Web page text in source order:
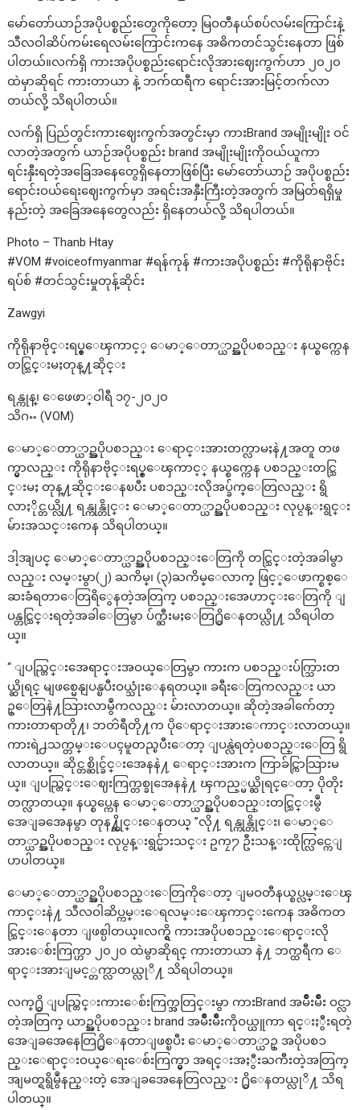
မော်တော်ယာဉ်အပိုပစ္စည်းတွေကိုတော့ မြဝတီနယ်စပ်လမ်းကြောင်းနဲ့
သီလဝါဆိပ်ကမ်းရေလမ်းကြောင်းကနေ အဓိကတင်သွင်းနေတာ ဖြစ်
ပါတယ်။လက်ရှိ ကားအပိုပစ္စည်းရောင်းလိုအားဈေးကွက်ဟာ ၂၀၂၀
ထဲမှာဆိုရင် ကားတာယာ နဲ့ ဘက်ထရီက ရောင်းအားမြင့်တက်လာ
တယ်လို့ သိရပါတယ်။
လက်ရှိ ပြည်တွင်းကားဈေးကွက်အတွင်းမှာ ကားBrand အမျိုးမျိုး ဝင်
လာတဲ့အတွက် ယာဉ်အပိုပစ္စည်း brand အမျိုးမျိုးကိုဝယ်ယူကာ
ရင်းနှီးရတဲ့အခြေအနေတွေရှိနေတာဖြစ်ပြီး မော်တော်ယာဉ် အပိုပစ္စည်း
ရောင်းဝယ်ရေးဈေးကွက်မှာ အရင်းအနှီးကြီးတဲ့အတွက် အမြတ်ရရှိမှု
နည်းတဲ့ အခြေအနေတွေလည်း ရှိနေတယ်လို့ သိရပါတယ်။
Photo – Thanb Htay
#VOM #voiceofmyanmar #ရန်ကုန် #ကားအပိုပစ္စည်း #ကိုရိုနာဗိုင်း
ရပ်စ် #တင်သွင်းမှုတုန့်ဆိုင်း
Zawgyi
ကိုရိုနာဗိုင္းရပ္စ္ေၾကာင့္ ေမာ္ေတာ္ယာဥ္အပိုပစၥည္း နယ္စက္ကေန
တင္သြင္းမႈတုန္႔ဆိုင္း
ရန္ကုန္၊ ေဖေဖာ္ဝါရီ ၁၇-၂၀၂၀
သိဂႌ (VOM)
ေမာ္ေတာ္ယာဥ္အပိုပစၥည္း ေရာင္းအားတက္လာမႈနဲ႔အတူ တဖ
က္မွာလည္း ကိုရိုနာဗိုင္းရပ္စ္ေၾကာင့္ နယ္စက္ကေန ပစၥည္းတင္သြ
င္းမႈ တုန္႔ဆိုင္းေနၿပီး ပစၥည္းလိုအပ္ခ်က္ေတြလည္း ရွိ
လာႏိုင္တယ္လို႔ ရန္ကုန္တိုင္း ေမာ္ေတာ္ယာဥ္အပိုပစၥည္း လုပ္ငန္းရွင္း
မ်ားအသင္းကေန သိရပါတယ္။
ဒါ့အျပင္ ေမာ္ေတာ္ယာဥ္အပိုပစၥည္းေတြကို တင္သြင္းတဲ့အခါမွာ
လည္း လမ္းမွာ(၂) ႀကိမ္၊ (၃)ႀကိမ္ေလာက္ ဖြင့္ေဖာက္စစ္ေ
ဆးခံရတာေတြရိွေနတဲ့အတြက္ ပစၥည္းအေဟာင္းေတြကို ျ
ပန္တင္သြင္းရတဲ့အခါေတြမွာ ပ်က္ဆီးမႈေတြ႐ွိေနတယ္လို႔ သိရပါတ
ယ္။
“ ျပည္တြင္းအေရာင္းအဝယ္ေတြမွာ ကားက ပစၥည္းပ်က္သြားတ
ယ္ဆိုရင္ မျဖစ္မေနျပန္ၿပီးဝယ္သုံးေနရတယ္။ ခရီးေတြကလည္း ယာ
ဥ္ေတြနဲ႔သြားလာမွဳကလည္း မ်ားလာတယ္။ ဆိုတဲ့အခါက်ေတာ့
ကားတာရာတို႔၊ ဘတၳရီတို႔က ပိုေရာင္းအားေကာင္းလာတယ္။
ကားရဲ႕သက္တမ္းေပၚမူတည္ၿပီးေတာ့ ျပန္လဲရတဲ့ပစၥည္းေတြ ရွိ
လာတယ္။ ဆိုင္တစ္ဆိုင္ခ်င္းအေနနဲ႔ ေရာင္းအားက ကြာခ်င္ကြာသြားမ
ယ္။ ျပည္တြင္းေဈးကြက္တစ္ခုအေနနဲ႔ ၾကည့္မယ္ဆိုရင္ေတာ့ ပိုတိုး
တက္လာတယ္။ နယ္စပ္ကေန ေမာ္ေတာ္ယာဥ္အပိုပစၥည္းတင္သြင္းမွဳ
အေျခအေနမွာ တုန႔္ဆိုင္းေနတယ္ ”လို႔ ရန္ကုန္တိုင္း၊ ေမာ္ေ
တာ္ယာဥ္အပိုပစၥည္း လုပ္ငန္းရွင္မ်ားသင္း ဥကၠ႒ ဦးသန္းထိုက္လြင္ကေျ
ပာပါတယ္။
ေမာ္ေတာ္ယာဥ္အပိုပစၥည္းေတြကိုေတာ့ ျမဝတီနယ္စပ္လမ္းေၾ
ကာင္းနဲ႔ သီလဝါဆိပ္ကမ္းေရလမ္းေၾကာင္းကေန အဓိကတ
င္သြင္းေနတာ ျဖစ္ပါတယ္။လက္ရွိ ကားအပိုပစၥည္းေရာင္းလို
အားေစ်းကြက္ဟာ ၂၀၂၀ ထဲမွာဆိုရင္ ကားတာယာ နဲ႔ ဘက္ထရီက ေ
ရာင္းအားျမင့္တက္လာတယ္လုိ႔ သိရပါတယ္။
လက္႐ွိ ျပည္တြင္းကားေစ်းကြက္အတြင္းမွာ ကားBrand အမ်ိဳးမ်ိဳး ဝင္လာ
တဲ့အတြက္ ယာဥ္အပိုပစၥည္း brand အမ်ိဳးမ်ိဳးကိုဝယ္ယူကာ ရင္းႏွီးရတဲ့
အေျခအေနေတြ႐ွိေနတာျဖစ္ၿပီး ေမာ္ေတာ္ယာဥ္ အပိုပစၥ
ည္းေရာင္းဝယ္ေရးေစ်းကြက္မွာ အရင္းအႏွီးႀကီးတဲ့အတြက္
အျမတ္ရရွိမွဳနည္းတဲ့ အေျခအေနေတြလည္း ႐ွိေနတယ္လုိ႔ သိရ
ပါတယ္။